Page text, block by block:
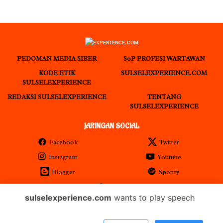
PEDOMAN MEDIA SIBER
S0P PROFESI WARTAWAN
KODE ETIK
SULSELEXPERIENCE
SULSELEXPERIENCE.COM
REDAKSI SULSELEXPERIENCE
TENTANG
SULSELEXPERIENCE
JARINGAN SOCIAL
Facebook
Twitter
Instagram
Youtube
Blogger
Spotify
sulselexperience.com wants to play speech